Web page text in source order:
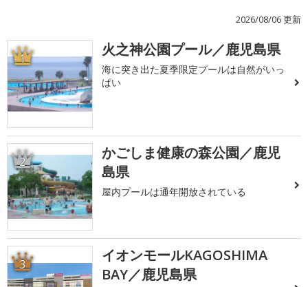
2026/08/06 更新
1 火之神公園プール／鹿児島県
海に突き出た夏季限定プールは自然がいっ
ぱい
2
かごしま健康の森公園／鹿児
島県
屋内プールは通年開放されている
3
イオンモールKAGOSHIMA
BAY／鹿児島県